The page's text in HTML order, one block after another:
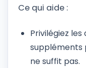
Ce qui aide :
Privilégiez
suppléments
ne suffit pas.